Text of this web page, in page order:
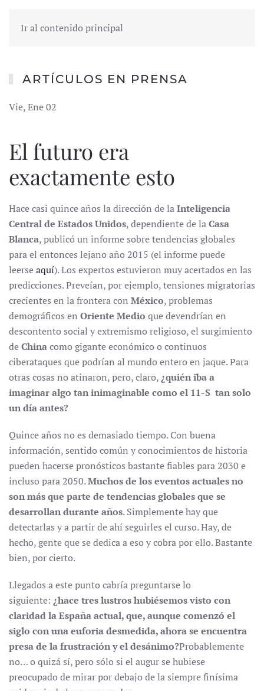
Ir al contenido principal
ARTÍCULOS EN PRENSA
Vie, Ene 02
El futuro era
exactamente esto
Hace casi quince años la dirección de laInteligencia
Central de Estados Unidos, dependiente de laCasa
Blanca, publicó un informe sobre tendencias globales
para el entonces lejano año 2015 (el informe puede
leerseaquí). Los expertos estuvieron muy acertados en las
predicciones. Preveían, por ejemplo, tensiones migratorias
crecientes en la frontera con México, problemas
demográficos en Oriente Medio que devendrían en
descontento social y extremismo religioso, el surgimiento
deChinacomo gigante económico o continuos
ciberataques que podrían al mundo entero en jaque. Para
otras cosas no atinaron, pero, claro, ¿quién iba a
imaginar algo tan inimaginable como el 11-S tan solo
un día antes?
Quince años no es demasiado tiempo. Con buena
información, sentido común y conocimientos de historia
pueden hacerse pronósticos bastante fiables para 2030 e
incluso para 2050.Muchos de los eventos actuales no
son más que parte de tendencias globales que se
desarrollan durante años. Simplemente hay que
detectarlas y a partir de ahí seguirles el curso. Hay, de
hecho, gente que se dedica a eso y cobra por ello. Bastante
bien, por cierto.
Llegados a este punto cabría preguntarse lo
siguiente: ¿hace tres lustros hubiésemos visto con
claridad la España actual, que, aunque comenzó el
siglo con una euforia desmedida, ahora se encuentra
presa de la frustración y el desánimo?Probablemente
no… o quizá sí, pero sólo si el augur se hubiese
preocupado de mirar por debajo de la siempre finísima